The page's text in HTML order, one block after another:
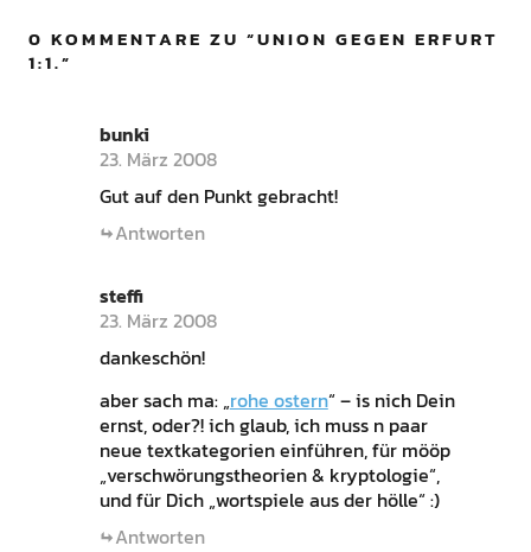
0 KOMMENTARE ZU “UNION GEGEN ERFURT
1:1.”
bunki
23. März 2008
Gut auf den Punkt gebracht!
Antworten
steffi
23. März 2008
dankeschön!
aber sach ma: „rohe ostern“ – is nich Dein
ernst, oder?! ich glaub, ich muss n paar
neue textkategorien einführen, für mööp
„verschwörungstheorien & kryptologie“,
und für Dich „wortspiele aus der hölle“ :)
Antworten